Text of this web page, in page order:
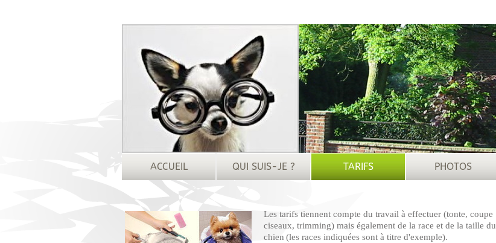
ACCUEIL QUI SUIS-JE ? TARIFS PHOTOS
Les tarifs tiennent compte du travail à effectuer (tonte, coupe
ciseaux, trimming) mais également de la race et de la taille du
chien (les races indiquées sont à titre d'exemple).